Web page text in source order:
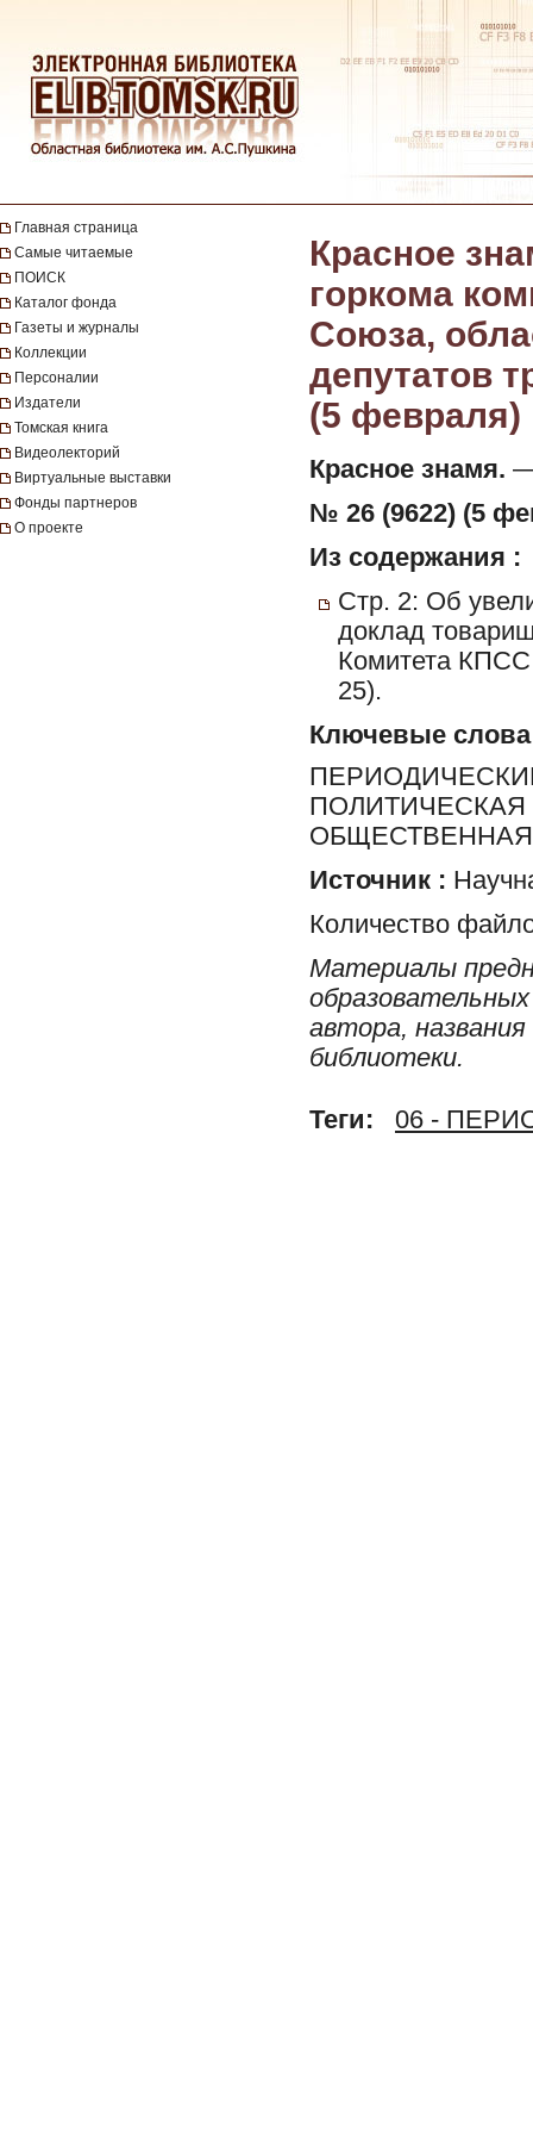
Главная страница
Самые читаемые
ПОИСК
Каталог фонда
Газеты и журналы
Коллекции
Персоналии
Издатели
Томская книга
Видеолекторий
Виртуальные выставки
Фонды партнеров
О проекте
Красное
горкома
Союза,
депутатов
(5 февраля)
Красное знамя. —
№ 26 (9622) (5
Из содержания :
Стр. 2: Об
доклад
Комитета
25).
Ключевые слова
Источник :
Количество
Материалы
автора,
библиотеки.
Теги: 06 -